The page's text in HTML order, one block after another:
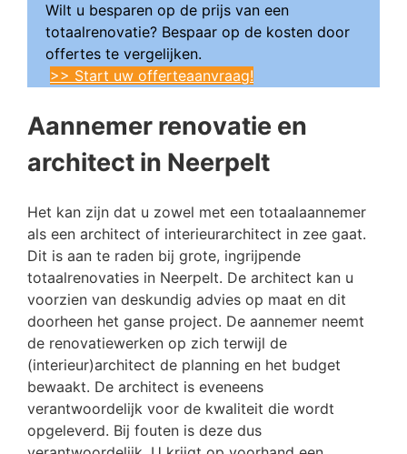
Wilt u besparen op de prijs van een
totaalrenovatie? Bespaar op de kosten door
offertes te vergelijken.
>> Start uw offerteaanvraag!
Aannemer renovatie en
architect in Neerpelt
Het kan zijn dat u zowel met een totaalaannemer
als een architect of interieurarchitect in zee gaat.
Dit is aan te raden bij grote, ingrijpende
totaalrenovaties in Neerpelt. De architect kan u
voorzien van deskundig advies op maat en dit
doorheen het ganse project. De aannemer neemt
de renovatiewerken op zich terwijl de
(interieur)architect de planning en het budget
bewaakt. De architect is eveneens
verantwoordelijk voor de kwaliteit die wordt
opgeleverd. Bij fouten is deze dus